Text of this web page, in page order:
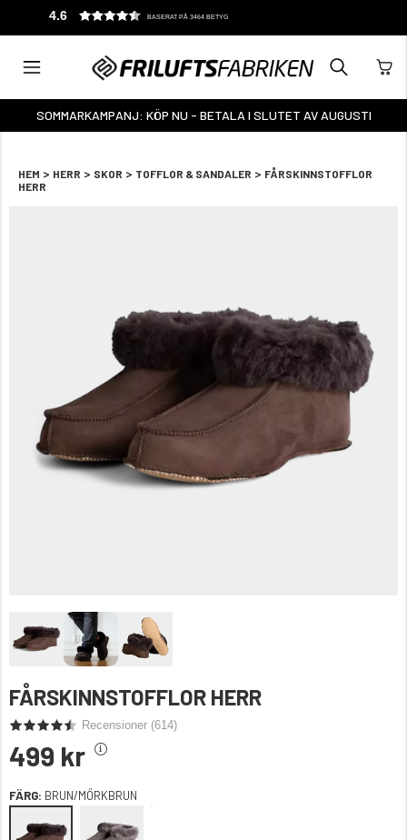
4.6 BASERAT PÅ 3464 BETYG
SOMMARKAMPANJ: KÖP NU - BETALA I SLUTET AV AUGUSTI
HEM > HERR > SKOR > TOFFLOR & SANDALER > FÅRSKINNSTOFFLOR
HERR
FÅRSKINNSTOFFLOR HERR
Recensioner (614)
499 kr
FÄRG: BRUN/MÖRKBRUN